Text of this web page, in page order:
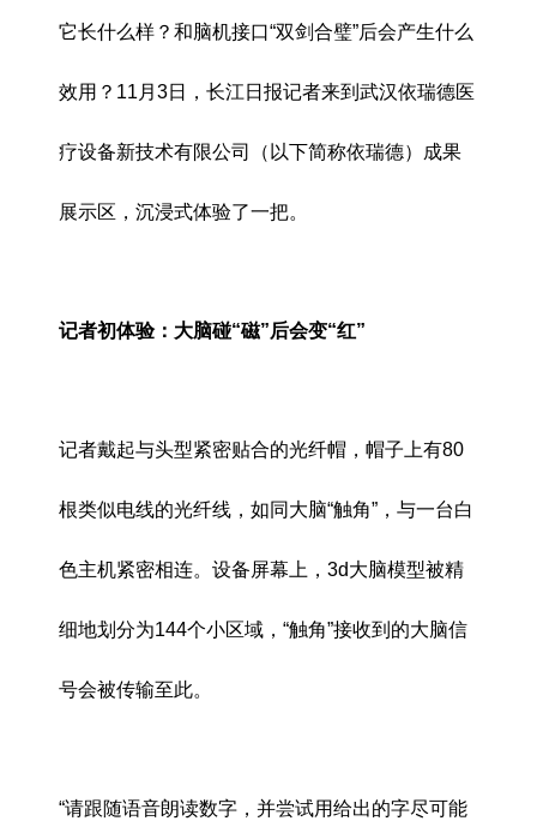
它长什么样？和脑机接口“双剑合璧”后会产生什么
效用？11月3日，长江日报记者来到武汉依瑞德医
疗设备新技术有限公司（以下简称依瑞德）成果
展示区，沉浸式体验了一把。
记者初体验：大脑碰“磁”后会变“红”
记者戴起与头型紧密贴合的光纤帽，帽子上有80
根类似电线的光纤线，如同大脑“触角”，与一台白
色主机紧密相连。设备屏幕上，3d大脑模型被精
细地划分为144个小区域，“触角”接收到的大脑信
号会被传输至此。
“请跟随语音朗读数字，并尝试用给出的字尽可能